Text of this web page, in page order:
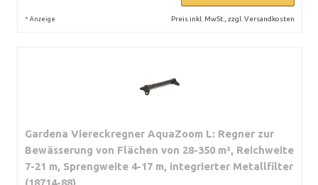
* Anzeige Preis inkl. MwSt., zzgl. Versandkosten
Gardena Viereckregner AquaZoom L: Regner zur
Bewässerung von Flächen von 28-350 m², Reichweite
7-21 m, Sprengweite 4-17 m, integrierter Metallfilter
(18714-88)